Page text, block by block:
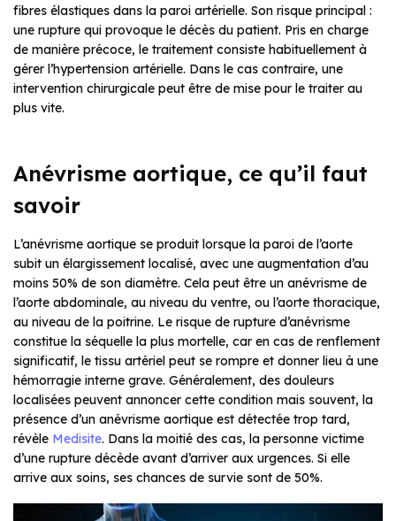
fibres élastiques dans la paroi artérielle. Son risque principal :
une rupture qui provoque le décès du patient. Pris en charge
de manière précoce, le traitement consiste habituellement à
gérer l’hypertension artérielle. Dans le cas contraire, une
intervention chirurgicale peut être de mise pour le traiter au
plus vite.
Anévrisme aortique, ce qu’il faut
savoir
L’anévrisme aortique se produit lorsque la paroi de l’aorte
subit un élargissement localisé, avec une augmentation d’au
moins 50% de son diamètre. Cela peut être un anévrisme de
l’aorte abdominale, au niveau du ventre, ou l’aorte thoracique,
au niveau de la poitrine. Le risque de rupture d’anévrisme
constitue la séquelle la plus mortelle, car en cas de renflement
significatif, le tissu artériel peut se rompre et donner lieu à une
hémorragie interne grave. Généralement, des douleurs
localisées peuvent annoncer cette condition mais souvent, la
présence d’un anévrisme aortique est détectée trop tard,
révèle Medisite. Dans la moitié des cas, la personne victime
d’une rupture décède avant d’arriver aux urgences. Si elle
arrive aux soins, ses chances de survie sont de 50%.